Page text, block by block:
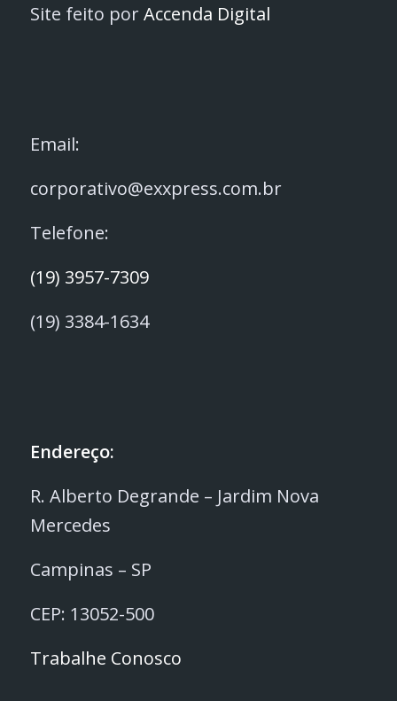
Site feito porAccenda Digital
Email:
corporativo@exxpress.com.br
Telefone:
(19) 3957-7309
(19) 3384-1634
Endereço:
R. Alberto Degrande – Jardim Nova
Mercedes
Campinas – SP
CEP: 13052-500
Trabalhe Conosco